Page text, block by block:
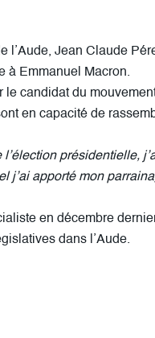
l’Aude, Jean Claude
à Emmanuel Macron.
candidat du
en capacité de
l’élection présidentielle,
j’ai apporté mon
en décembre
dans l’Aude.